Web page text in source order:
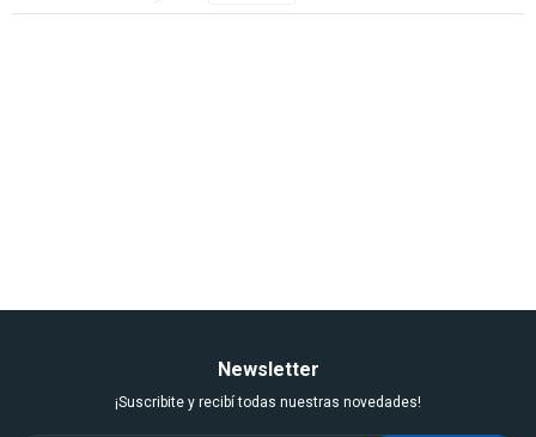
Newsletter
¡Suscribite y recibí todas nuestras novedades!